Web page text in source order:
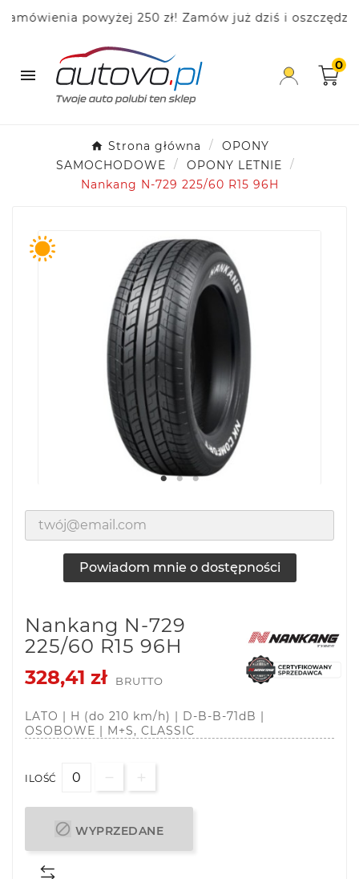
powyżej 250 zł! Zamów już dziś i oszczędzaj!

0
Strona główna
OPONY
SAMOCHODOWE
OPONY LETNIE
Nankang N-729 225/60 R15 96H
Powiadom mnie o dostępności
Nankang N-729
225/60 R15 96H
328,41 zł
BRUTTO
LATO | H (do 210 km/h) | D-B-B-71dB |
OSOBOWE | M+S, CLASSIC
ILOŚĆ
 WYPRZEDANE